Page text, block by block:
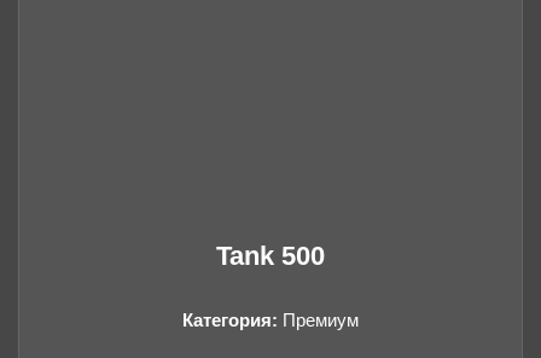
Tank 500
Категория: Премиум